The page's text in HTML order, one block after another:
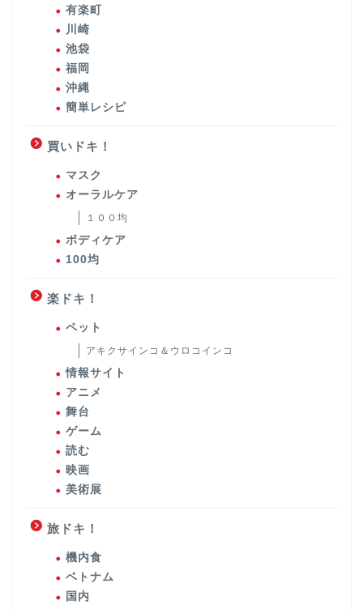
有楽町
川崎
池袋
福岡
沖縄
簡単レシピ
買いドキ！
マスク
オーラルケア
１００均
ボディケア
100均
楽ドキ！
ペット
アキクサインコ＆ウロコインコ
情報サイト
アニメ
舞台
ゲーム
読む
映画
美術展
旅ドキ！
機内食
ベトナム
国内